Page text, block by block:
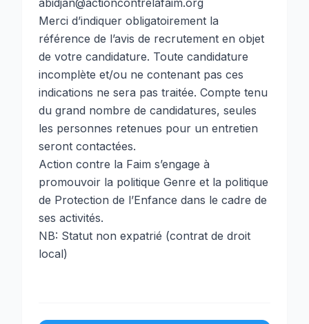
abidjan@actioncontrelafaim.org
Merci d’indiquer obligatoirement la
référence de l’avis de recrutement en objet
de votre candidature. Toute candidature
incomplète et/ou ne contenant pas ces
indications ne sera pas traitée. Compte tenu
du grand nombre de candidatures, seules
les personnes retenues pour un entretien
seront contactées.
Action contre la Faim s’engage à
promouvoir la politique Genre et la politique
de Protection de l’Enfance dans le cadre de
ses activités.
NB: Statut non expatrié (contrat de droit
local)